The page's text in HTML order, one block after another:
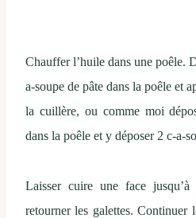
Chauffer l’huile dans une poêle.
a-soupe de pâte dans la poêle et
la cuillère, ou comme moi
dans la poêle et y déposer 2 c-a-
Laisser cuire une face
retourner les galettes. Continuer